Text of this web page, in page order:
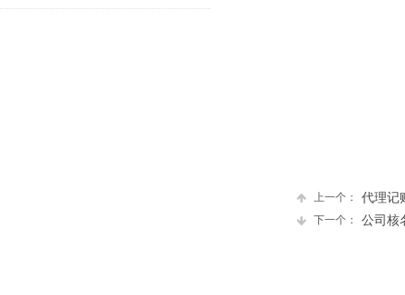
上一个： 代理记
下一个： 公司核